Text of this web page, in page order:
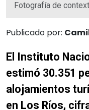
Fotografía de
Publicado por:
El Instituto
estimó 30.351
alojamientos
en Los Ríos,